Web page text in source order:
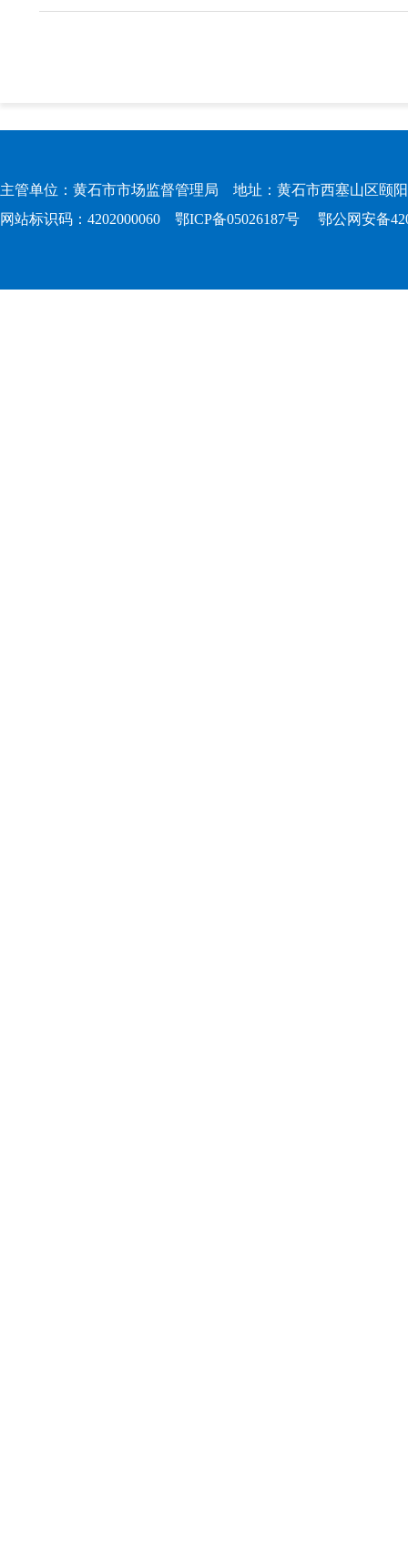
主管单位：黄石市市场监督管理局 地址：黄石市西塞山区颐
网站标识码：4202000060 鄂ICP备05026187号 鄂公网安备